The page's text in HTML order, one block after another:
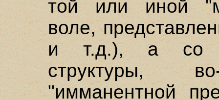
той или иной
воле,
и т.д.), а со
структуры,
"имманентной